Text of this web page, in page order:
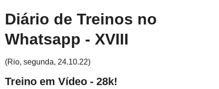
Diário de Treinos no
Whatsapp - XVIII
(Rio, segunda, 24.10.22)
Treino em Vídeo - 28k!